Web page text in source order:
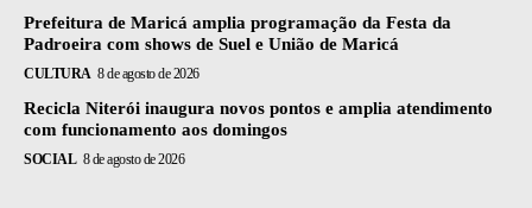
Prefeitura de Maricá amplia programação da Festa da
Padroeira com shows de Suel e União de Maricá
CULTURA 8 de agosto de 2026
Recicla Niterói inaugura novos pontos e amplia atendimento
com funcionamento aos domingos
SOCIAL 8 de agosto de 2026